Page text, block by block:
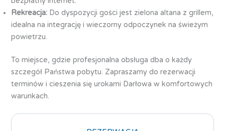
Rekreacja: Do dyspozycji gości jest zielona altana z grillem,
idealna na integrację i wieczorny odpoczynek na świeżym
powietrzu.
To miejsce, gdzie profesjonalna obsługa dba o każdy
szczegół Państwa pobytu. Zapraszamy do rezerwacji
terminów i cieszenia się urokami Darłowa w komfortowych
warunkach.